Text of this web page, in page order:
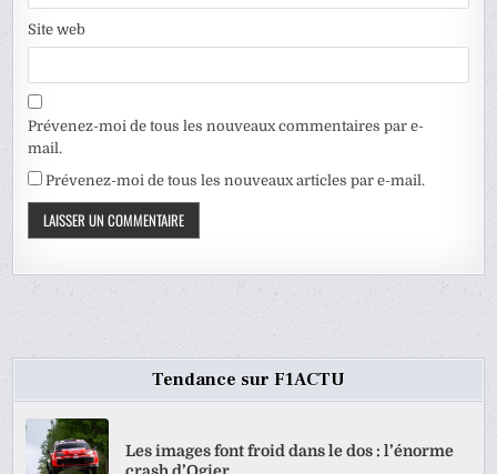
Site web
Prévenez-moi de tous les nouveaux commentaires par e-
mail.
Prévenez-moi de tous les nouveaux articles par e-mail.
Tendance sur F1ACTU
Les images font froid dans le dos : l’énorme
crash d’Ogier